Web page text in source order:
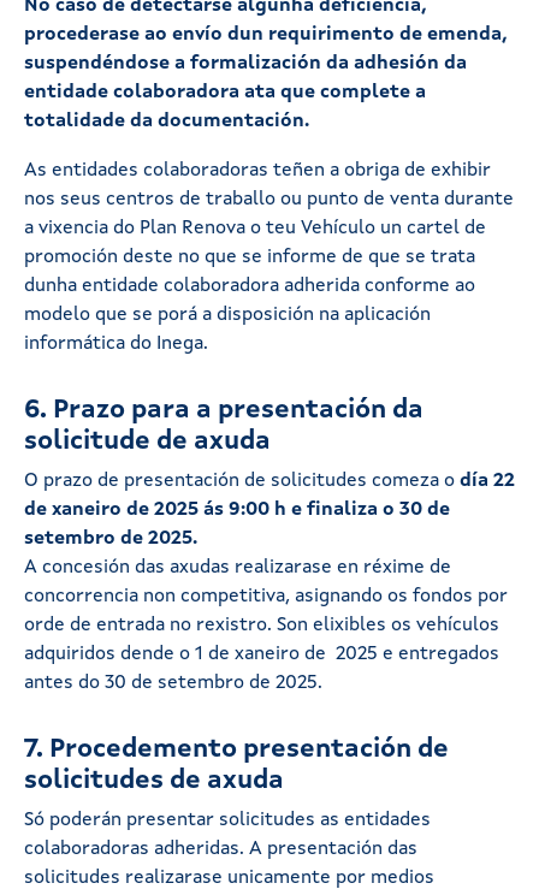
No caso de detectarse algunha deficiencia,
procederase ao envío dun requirimento de emenda,
suspendéndose a formalización da adhesión da
entidade colaboradora ata que complete a
totalidade da documentación.
As entidades colaboradoras teñen a obriga de exhibir
nos seus centros de traballo ou punto de venta durante
a vixencia do Plan Renova o teu Vehículo un cartel de
promoción deste no que se informe de que se trata
dunha entidade colaboradora adherida conforme ao
modelo que se porá a disposición na aplicación
informática do Inega.
6. Prazo para a presentación da
solicitude de axuda
O prazo de presentación de solicitudes comeza o día 22
de xaneiro de 2025 ás 9:00 h e finaliza o 30 de
setembro de 2025.
A concesión das axudas realizarase en réxime de
concorrencia non competitiva, asignando os fondos por
orde de entrada no rexistro. Son elixibles os vehículos
adquiridos dende o 1 de xaneiro de 2025 e entregados
antes do 30 de setembro de 2025.
7. Procedemento presentación de
solicitudes de axuda
Só poderán presentar solicitudes as entidades
colaboradoras adheridas. A presentación das
solicitudes realizarase unicamente por medios